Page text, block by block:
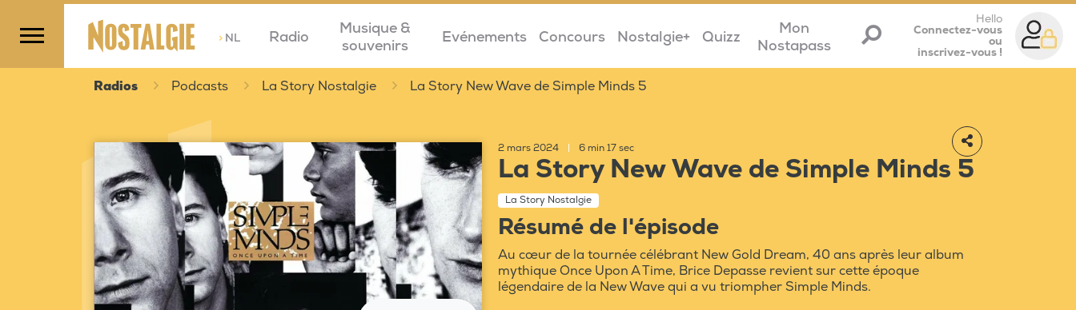
>NL Radio
Musique &
souvenirs
Evénements Concours Nostalgie+ Quizz
Mon
Nostapass
Hello
Connectez-vous
ou
inscrivez-vous !
Radios Podcasts La Story Nostalgie La Story New Wave de Simple Minds 5
2 mars 2024 6 min 17 sec
La Story New Wave de Simple Minds 5
La Story Nostalgie
Résumé de l'épisode
Au cœur de la tournée célébrant New Gold Dream, 40 ans après leur album
mythique Once Upon A Time, Brice Depasse revient sur cette époque
légendaire de la New Wave qui a vu triompher Simple Minds.